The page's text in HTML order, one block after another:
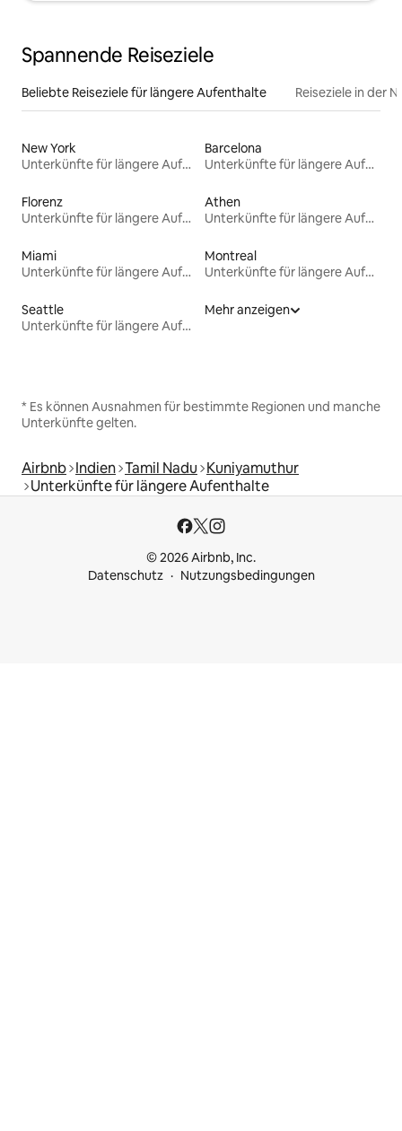
Spannende Reiseziele
Beliebte Reiseziele für längere Aufenthalte Reiseziele in der
New York
Unterkünfte für längere Aufenthalte
Barcelona
Unterkünfte für längere Aufenthalte
Florenz
Unterkünfte für längere Aufenthalte
Athen
Unterkünfte für längere Aufenthalte
Miami
Unterkünfte für längere Aufenthalte
Montreal
Unterkünfte für längere Aufenthalte
Seattle
Unterkünfte für längere Aufenthalte
Mehr anzeigen
* Es können Ausnahmen für bestimmte Regionen und manche
Unterkünfte gelten.
Airbnb Indien Tamil Nadu Kuniyamuthur
Unterkünfte für längere Aufenthalte
© 2026 Airbnb, Inc.
Datenschutz
Nutzungsbedingungen